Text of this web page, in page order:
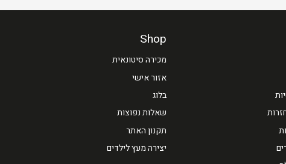
Shop
מכירה סיטונאית
אזור אישי
בלוג
שאלות נפוצות
תקנון האתר
יצירה מעץ לילדים